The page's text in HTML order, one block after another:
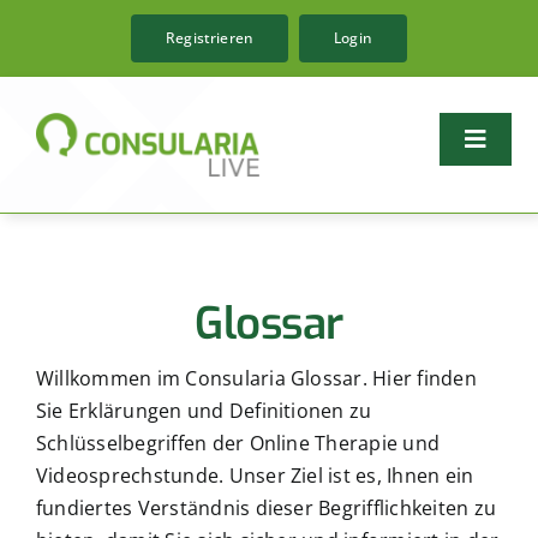
springen
Registrieren Login
Toggle
Fachrichtungen
Magazin
Ressourcen
Glossar
Willkommen im Consularia Glossar. Hier finden
Sie Erklärungen und Definitionen zu
Schlüsselbegriffen der Online Therapie und
Videosprechstunde. Unser Ziel ist es, Ihnen ein
fundiertes Verständnis dieser Begrifflichkeiten zu